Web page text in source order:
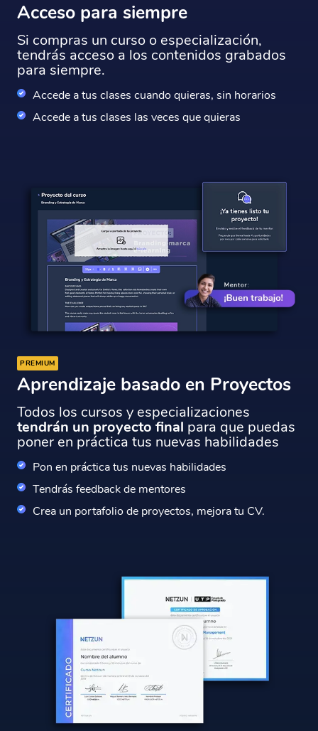
Acceso para siempre
Si compras un curso o especialización,
tendrás acceso a los contenidos grabados
para siempre.
Accede a tus clases cuando quieras, sin horarios
Accede a tus clases las veces que quieras
PREMIUM
Aprendizaje basado en Proyectos
Todos los cursos y especializaciones
tendrán un proyecto final para que puedas
poner en práctica tus nuevas habilidades
Pon en práctica tus nuevas habilidades
Tendrás feedback de mentores
Crea un portafolio de proyectos, mejora tu CV.